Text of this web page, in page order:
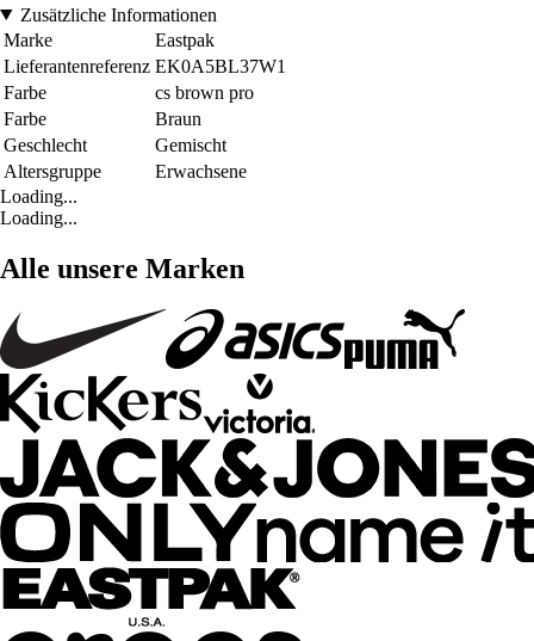
Zusätzliche Informationen
Marke
Eastpak
Lieferantenreferenz EK0A5BL37W1
Farbe
cs brown pro
Farbe
Braun
Geschlecht
Gemischt
Altersgruppe
Erwachsene
Loading...
Loading...
Alle unsere Marken